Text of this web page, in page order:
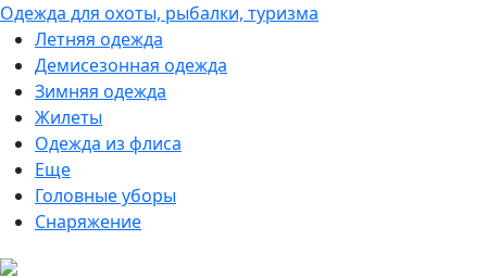
Одежда для охоты, рыбалки, туризма
Летняя одежда
Демисезонная одежда
Зимняя одежда
Жилеты
Одежда из флиса
Еще
Головные уборы
Снаряжение